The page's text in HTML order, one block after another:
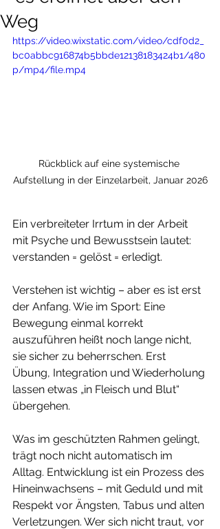
Weg
https://video.wixstatic.com/video/cdf0d2_
bc0abbc916874b5bbde12138183424b1/480
p/mp4/file.mp4
Rückblick auf eine systemische
Aufstellung in der Einzelarbeit, Januar 2026
Ein verbreiteter Irrtum in der Arbeit
mit Psyche und Bewusstsein lautet:
verstanden = gelöst = erledigt.
Verstehen ist wichtig – aber es ist erst
der Anfang. Wie im Sport: Eine
Bewegung einmal korrekt
auszuführen heißt noch lange nicht,
sie sicher zu beherrschen. Erst
Übung, Integration und Wiederholung
lassen etwas „in Fleisch und Blut“
übergehen.
Was im geschützten Rahmen gelingt,
trägt noch nicht automatisch im
Alltag. Entwicklung ist ein Prozess des
Hineinwachsens – mit Geduld und mit
Respekt vor Ängsten, Tabus und alten
Verletzungen. Wer sich nicht traut, vor